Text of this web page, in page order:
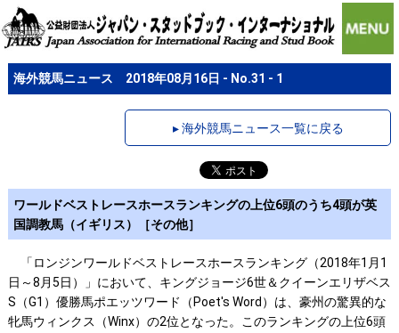
海外競馬ニュース 2018年08月16日 - No.31 - 1
▸ 海外競馬ニュース一覧に戻る
ワールドベストレースホースランキングの上位6頭のうち4頭が英
国調教馬（イギリス）［その他］
「ロンジンワールドベストレースホースランキング（2018年1月1
日～8月5日）」において、キングジョージ6世＆クイーンエリザベス
S（G1）優勝馬ポエッツワード（Poet's Word）は、豪州の驚異的な
牝馬ウィンクス（Winx）の2位となった。このランキングの上位6頭